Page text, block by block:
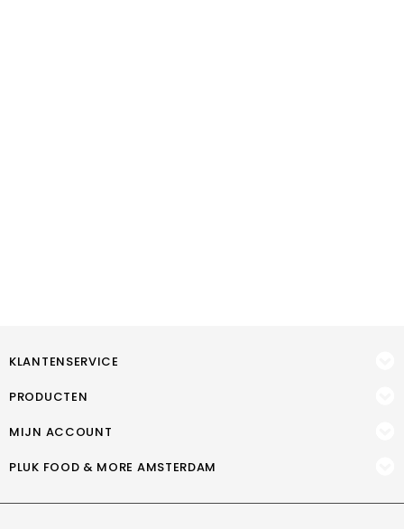
KLANTENSERVICE
PRODUCTEN
MIJN ACCOUNT
PLUK FOOD & MORE AMSTERDAM